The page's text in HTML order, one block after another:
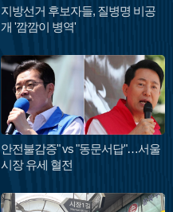
지방선거 후보자들, 질병명 비공
개 '깜깜이 병역'
안전불감증" vs "동문서답"…서울
시장 유세 혈전